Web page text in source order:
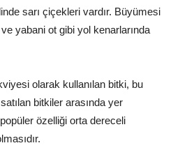
sarı çiçekleri vardır. Büyümesi
yabani ot gibi yol kenarlarında
olarak kullanılan bitki, bu
bitkiler arasında yer
özelliği orta dereceli